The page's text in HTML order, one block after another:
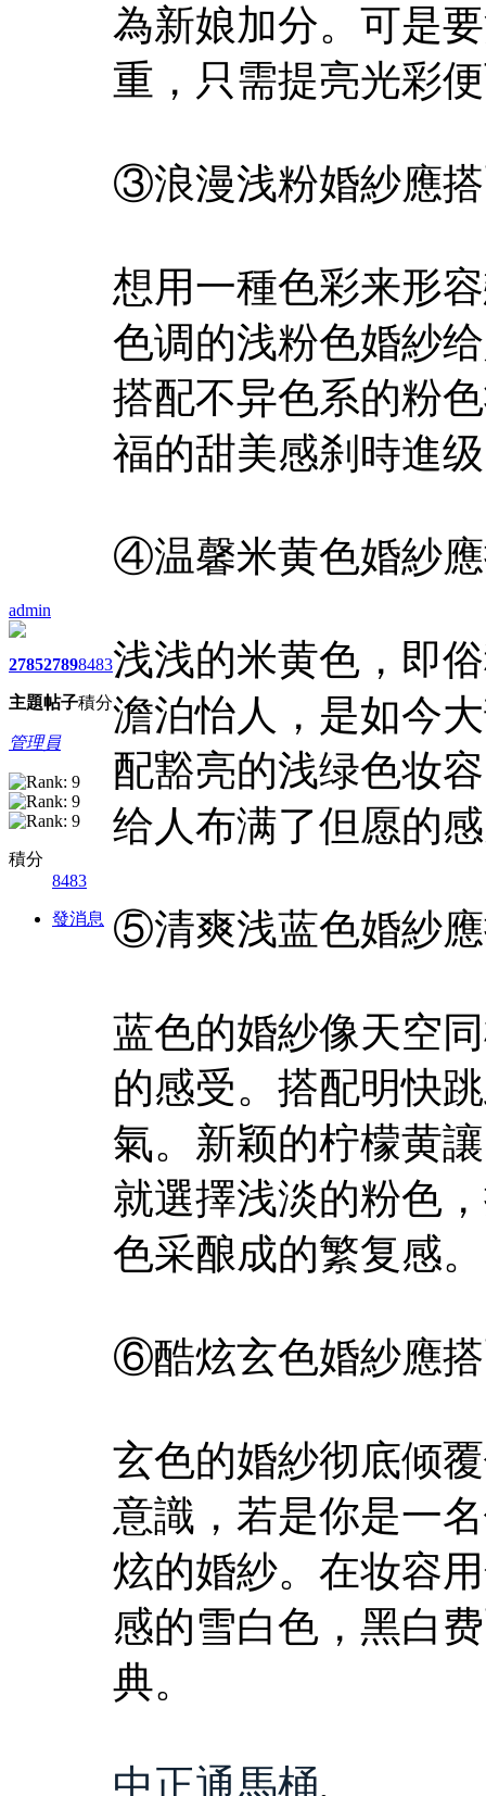
admin
2785
主題
2789
帖子
8483
積分
管理員
積分
8483
發消息
為新娘加分。可是
重，只需提亮光彩
③浪漫浅粉婚紗應
想用一種色彩来形
色调的浅粉色婚紗
搭配不异色系的粉
福的甜美感刹時進
④温馨米黄色婚紗
浅浅的米黄色，即
澹泊怡人，是如今
配豁亮的浅绿色妆
给人布满了但愿的
⑤清爽浅蓝色婚紗
蓝色的婚紗像天空
的感受。搭配明快
氣。新颖的柠檬黄
就選擇浅淡的粉色
色采酿成的繁复感。
⑥酷炫玄色婚紗應
玄色的婚紗彻底倾
意識，若是你是一
炫的婚紗。在妆容
感的雪白色，黑白
典。
中正通馬桶,